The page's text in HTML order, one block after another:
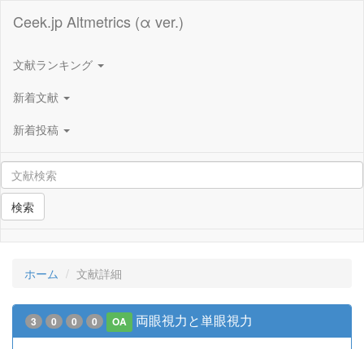
Ceek.jp Altmetrics (α ver.)
文献ランキング
新着文献
新着投稿
検索
ホーム 文献詳細
3 0 0 0 OA 両眼視力と単眼視力